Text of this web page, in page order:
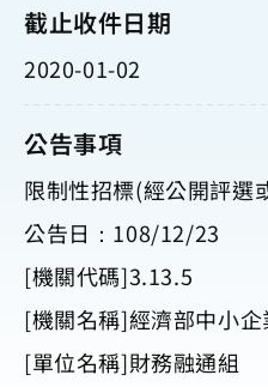
截止收件日期
2020-01-02
公告事項
限制性招標(經公開評選
公告日：108/12/23
[機關代碼]3.13.5
[機關名稱]經濟部中小企
[單位名稱]財務融通組